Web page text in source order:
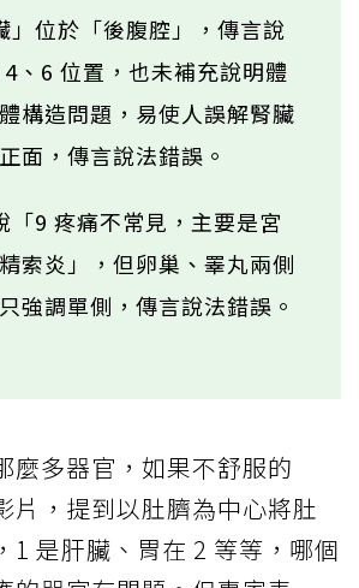
」位於「後腹腔」，傳言說
、6 位置，也未補充說明體
構造問題，易使人誤解腎臟
面，傳言說法錯誤。
「9 疼痛不常見，主要是宮
索炎」，但卵巢、睪丸兩側
強調單側，傳言說法錯誤。
麼多器官，如果不舒服的
片，提到以肚臍為中心將肚
1 是肝臟、胃在 2 等等，哪個